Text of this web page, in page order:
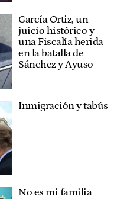
García Ortiz, un
juicio histórico y
una Fiscalía herida
en la batalla de
Sánchez y Ayuso
Inmigración y tabús
No es mi familia